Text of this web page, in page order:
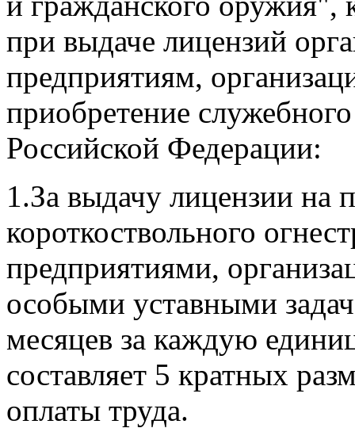
при выдаче лицензий
предприятиям,
приобретение
Российской Федерации:
1.За выдачу лицензии на
короткоствольного
предприятиями,
особыми уставными
месяцев за каждую
составляет 5 кратных
оплаты труда.